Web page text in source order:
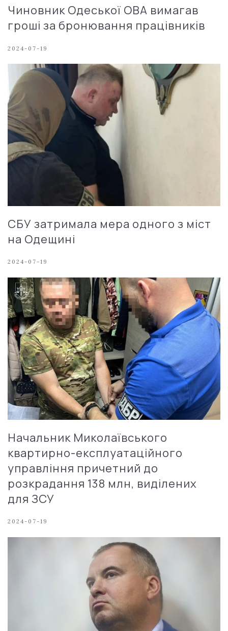
Чиновник Одеської ОВА вимагав
гроші за бронювання працівників
2024-07-19
СБУ затримала мера одного з міст
на Одещині
2024-07-19
Начальник Миколаївського
квартирно-експлуатаційного
управління причетний до
розкрадання 138 млн, виділених
для ЗСУ
2024-07-19